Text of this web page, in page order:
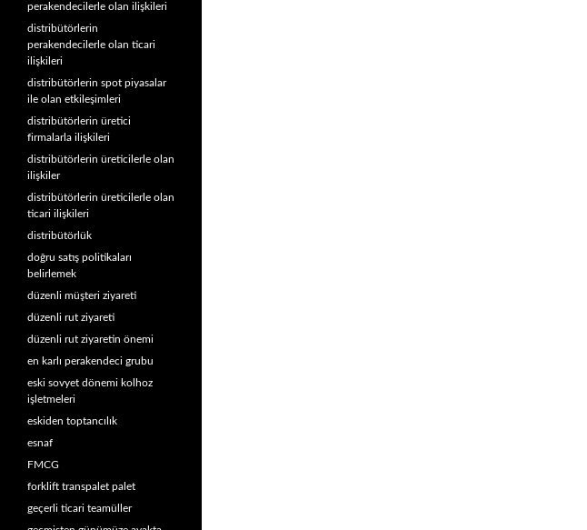
perakendecilerle olan ilişkileri
distribütörlerin
perakendecilerle olan ticari
ilişkileri
distribütörlerin spot piyasalar
ile olan etkileşimleri
distribütörlerin üretici
firmalarla ilişkileri
distribütörlerin üreticilerle olan
ilişkiler
distribütörlerin üreticilerle olan
ticari ilişkileri
distribütörlük
doğru satış politikaları
belirlemek
düzenli müşteri ziyareti
düzenli rut ziyareti
düzenli rut ziyaretin önemi
en karlı perakendeci grubu
eski sovyet dönemi kolhoz
işletmeleri
eskiden toptancılık
esnaf
FMCG
forklift transpalet palet
geçerli ticari teamüller